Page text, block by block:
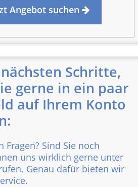
Angebot suchen
Schritte,
gerne in ein paar
auf Ihrem Konto
Fragen? Sind Sie noch
uns wirklich gerne unter
Genau dafür bieten wir